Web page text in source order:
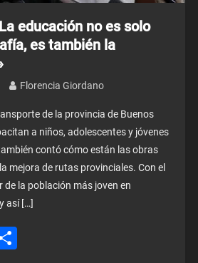
educación no es solo
es también la
Florencia Giordano
de la provincia de Buenos
a niños, adolescentes y jóvenes
contó cómo están las obras
mejora de rutas provinciales. Con el
de la población más joven en
así […]
Share